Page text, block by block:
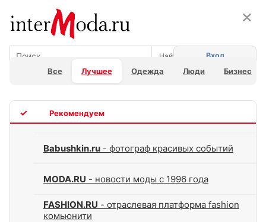
Все Лучшее Одежда Люди Бизнес
Вход
Babushkin.ru - фотограф красивых событий
MODA.RU - новости моды с 1996 года
FASHION.RU - отраслевая платформа fashion
комьюнити
×
×